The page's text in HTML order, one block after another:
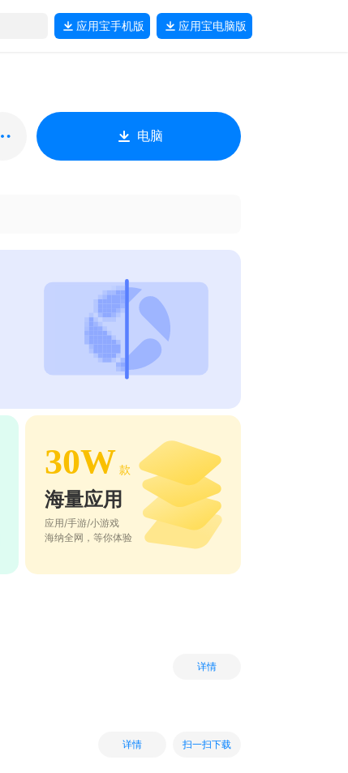
应用宝手机版 应用宝电脑版
电脑
30W 款
海量应用
应用/手游/小游戏
海纳全网，等你体验
详情
详情 扫一扫下载